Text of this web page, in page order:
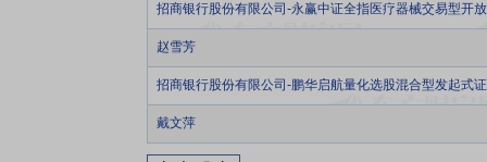
招商银行股份有限公司-永赢中证全指医疗器械交易型开
赵雪芳
招商银行股份有限公司-鹏华启航量化选股混合型发起式
戴文萍